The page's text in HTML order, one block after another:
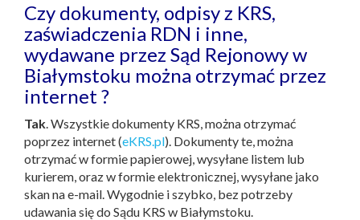
Czy dokumenty, odpisy z KRS,
zaświadczenia RDN i inne,
wydawane przez Sąd Rejonowy w
Białymstoku można otrzymać przez
internet ?
Tak. Wszystkie dokumenty KRS, można otrzymać
poprzez internet (eKRS.pl). Dokumenty te, można
otrzymać w formie papierowej, wysyłane listem lub
kurierem, oraz w formie elektronicznej, wysyłane jako
skan na e-mail. Wygodnie i szybko, bez potrzeby
udawania się do Sądu KRS w Białymstoku.